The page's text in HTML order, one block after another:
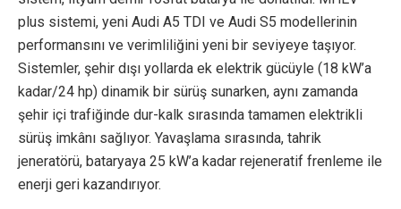
plus sistemi, yeni Audi A5 TDI ve Audi S5 modellerinin
performansını ve verimliliğini yeni bir seviyeye taşıyor.
Sistemler, şehir dışı yollarda ek elektrik gücüyle (18 kW’a
kadar/24 hp) dinamik bir sürüş sunarken, aynı zamanda
şehir içi trafiğinde dur-kalk sırasında tamamen elektrikli
sürüş imkânı sağlıyor. Yavaşlama sırasında, tahrik
jeneratörü, bataryaya 25 kW’a kadar rejeneratif frenleme ile
enerji geri kazandırıyor.